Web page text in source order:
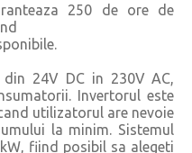
250 de ore de
24V DC in 230V AC,
Invertorul este
utilizatorul are nevoie
la minim. Sistemul
fiind posibil sa alegeti